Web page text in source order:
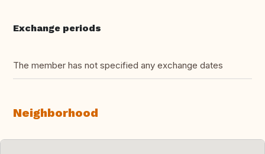
Exchange periods
The member has not specified any exchange dates
Neighborhood